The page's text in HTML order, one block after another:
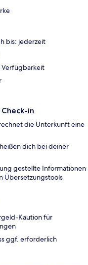
bis: jederzeit
Verfügbarkeit
in
die Unterkunft eine
dich bei deiner
gestellte Informationen
Übersetzungstools
Kaution für
ggf. erforderlich